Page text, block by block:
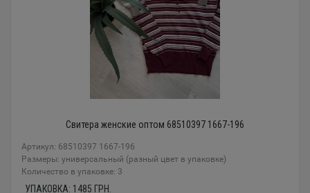
Свитера женские оптом 68510397 1667-196
Артикул: 68510397 1667-196
Размеры: универсальный (разный цвет в упаковке)
Количество в упаковке: 3
УПАКОВКА: 1485 ГРН.